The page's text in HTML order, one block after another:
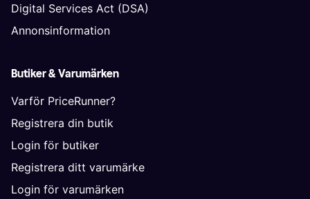
Digital Services Act (DSA)
Annonsinformation
Butiker & Varumärken
Varför PriceRunner?
Registrera din butik
Login för butiker
Registrera ditt varumärke
Login för varumärken